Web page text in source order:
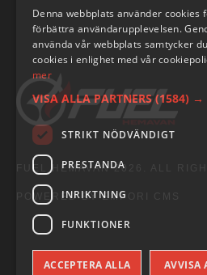
FUEL HEMAVAN 2026. ALL
POWERED BY EMPORI CMS
Denna webbplats använder cookies
förbättra användarupplevelsen.
använda vår webbplats samtycker
cookies i enlighet med vår
mer
VISA ALLA PARTNERS (1584) →
STRIKT NÖDVÄNDIGT
PRESTANDA
INRIKTNING
FUNKTIONER
ACCEPTERA ALLA AVVISA